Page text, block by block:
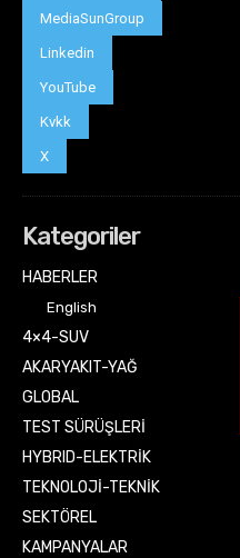
MediaSunGroup
Linkedin
YouTube
Kvkk
X
Kategoriler
HABERLER
English
4×4-SUV
AKARYAKIT-YAĞ
GLOBAL
TEST SÜRÜŞLERİ
HYBRID-ELEKTRİK
TEKNOLOJİ-TEKNİK
SEKTÖREL
KAMPANYALAR